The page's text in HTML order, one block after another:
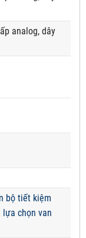
analog, dây
bộ tiết kiệm
lựa chọn van